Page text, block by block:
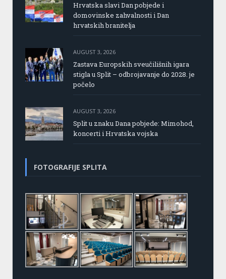
Hrvatska slavi Dan pobjede i
domovinske zahvalnosti i Dan
hrvatskih branitelja
AUGUST 3, 2026
Zastava Europskih sveučilišnih igara
stigla u Split – odbrojavanje do 2028. je
počelo
AUGUST 3, 2026
Split u znaku Dana pobjede: Mimohod,
koncerti i Hrvatska vojska
FOTOGRAFIJE SPLITA